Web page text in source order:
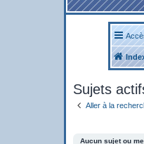
Sujets
Aller à la
Aucun sujet ou